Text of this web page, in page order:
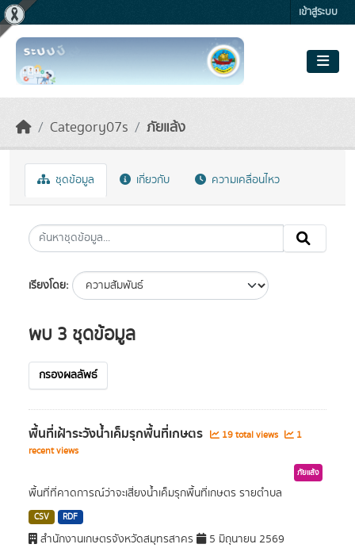
Skip to main content เข้าสู่ระบบ
Category07s ภัยแล้ง
ชุดข้อมูล เกี่ยวกับ ความเคลื่อนไหว
เรียงโดย
พบ 3 ชุดข้อมูล
กรองผลลัพธ์
พื้นที่เฝ้าระวังน้ำเค็มรุกพื้นที่เกษตร 19 total views
1
recent views
ภัยแล้ง
พื้นที่ที่คาดการณ์ว่าจะเสี่ยงน้ำเค็มรุกพื้นที่เกษตร รายตำบล
CSV RDF
สำนักงานเกษตรจังหวัดสมุทรสาคร 5 มิถุนายน 2569